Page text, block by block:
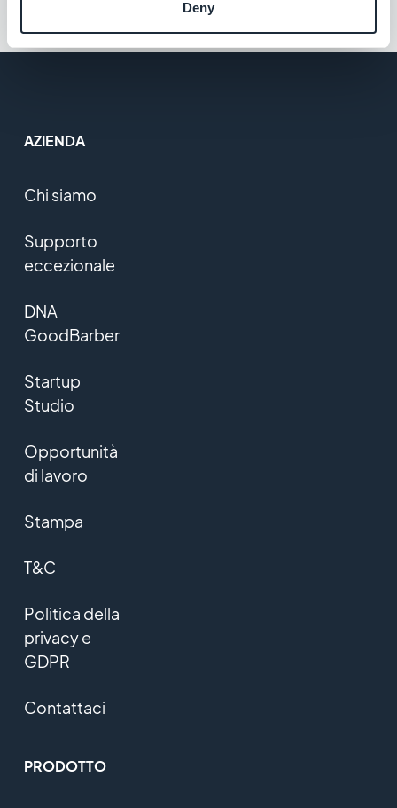
Deny
AZIENDA
Chi siamo
Supporto
eccezionale
DNA
GoodBarber
Startup
Studio
Opportunità
di lavoro
Stampa
T&C
Politica della
privacy e
GDPR
Contattaci
PRODOTTO